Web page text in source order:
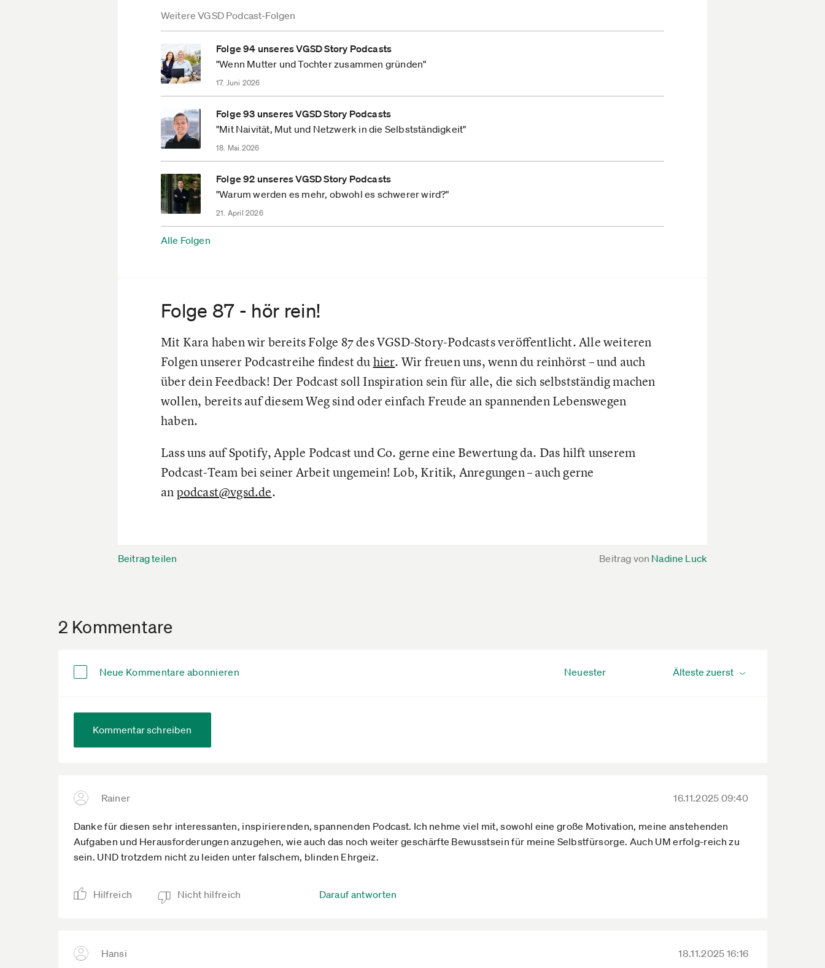
Weitere VGSD Podcast-Folgen
Folge 94 unseres VGSD Story Podcasts
"Wenn Mutter und Tochter zusammen gründen"
17. Juni 2026
Folge 93 unseres VGSD Story Podcasts
"Mit Naivität, Mut und Netzwerk in die Selbstständigkeit"
18. Mai 2026
Folge 92 unseres VGSD Story Podcasts
"Warum werden es mehr, obwohl es schwerer wird?"
21. April 2026
Alle Folgen
Folge 87 - hör rein!
Mit Kara haben wir bereits Folge 87 des VGSD-Story-Podcasts veröffentlicht. Alle weiteren
Folgen unserer Podcastreihe findest duhier. Wir freuen uns, wenn du reinhörst – und auch
über dein Feedback! Der Podcast soll Inspiration sein für alle, die sich selbstständig machen
wollen, bereits auf diesem Weg sind oder einfach Freude an spannenden Lebenswegen
haben.
Lass uns auf Spotify, Apple Podcast und Co. gerne eine Bewertung da. Das hilft unserem
Podcast-Team bei seiner Arbeit ungemein! Lob, Kritik, Anregungen – auch gerne
anpodcast@vgsd.de.
Beitrag teilen Beitrag von Nadine Luck
2 Kommentare
Neue Kommentare abonnieren Neuester
Kommentar schreiben
Rainer 16.11.2025 09:40
Danke für diesen sehr interessanten, inspirierenden, spannenden Podcast. Ich nehme viel mit, sowohl eine große Motivation, meine anstehenden
Aufgaben und Herausforderungen anzugehen, wie auch das noch weiter geschärfte Bewusstsein für meine Selbstfürsorge. Auch UM erfolg-reich zu
sein. UND trotzdem nicht zu leiden unter falschem, blinden Ehrgeiz.
Hilfreich Nicht hilfreich Darauf antworten
Hansi 18.11.2025 16:16